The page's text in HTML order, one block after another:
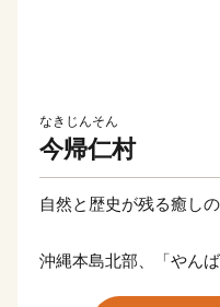
なきじんそん
今帰仁村
自然と歴史が残る癒し
沖縄本島北部、「やん